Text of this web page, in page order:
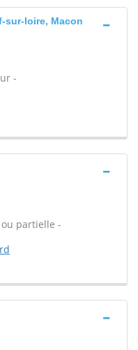
sur-loire, Macon
-
partielle -